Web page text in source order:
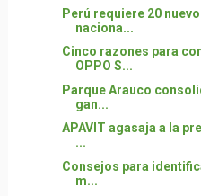
Perú requiere 20
naciona...
Cinco razones para
OPPO S...
Parque Arauco
gan...
APAVIT agasaja a la
...
Consejos para
m...